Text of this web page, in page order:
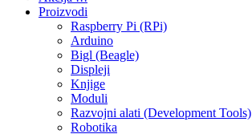
Proizvodi
Raspberry Pi (RPi)
Arduino
Bigl (Beagle)
Displеji
Knjige
Moduli
Razvojni alati (Development Tools)
Robotika